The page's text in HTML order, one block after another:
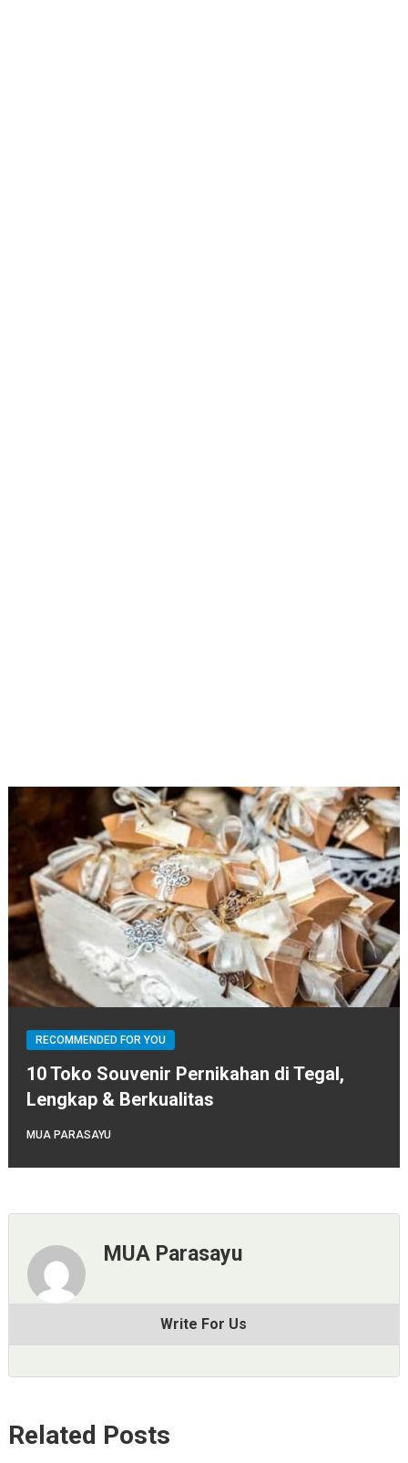
RECOMMENDED FOR YOU
10 Toko Souvenir Pernikahan di Tegal,
Lengkap & Berkualitas
MUA PARASAYU
MUA Parasayu
Write For Us
Related Posts